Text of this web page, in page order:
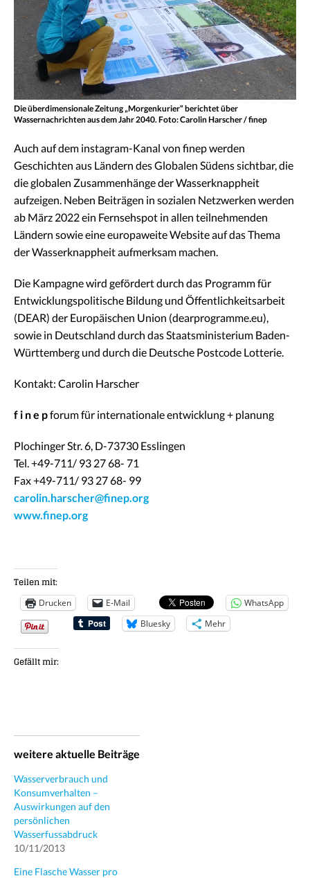
Die überdimensionale Zeitung „Morgenkurier“ berichtet über
Wassernachrichten aus dem Jahr 2040. Foto: Carolin Harscher / finep
Auch auf dem instagram-Kanal von finep werden
Geschichten aus Ländern des Globalen Südens sichtbar, die
die globalen Zusammenhänge der Wasserknappheit
aufzeigen. Neben Beiträgen in sozialen Netzwerken werden
ab März 2022 ein Fernsehspot in allen teilnehmenden
Ländern sowie eine europaweite Website auf das Thema
der Wasserknappheit aufmerksam machen.
Die Kampagne wird gefördert durch das Programm für
Entwicklungspolitische Bildung und Öffentlichkeitsarbeit
(DEAR) der Europäischen Union (dearprogramme.eu),
sowie in Deutschland durch das Staatsministerium Baden-
Württemberg und durch die Deutsche Postcode Lotterie.
Kontakt: Carolin Harscher
f i n e pforum für internationale entwicklung + planung
Plochinger Str. 6, D-73730 Esslingen
Tel. +49-711/ 93 27 68- 71
Fax +49-711/ 93 27 68- 99
carolin.harscher@finep.org
www.finep.org
Teilen mit:
Drucken E-Mail
WhatsApp
Bluesky
Mehr
Gefällt mir:
weitere aktuelle Beiträge
Wasserverbrauch und
Konsumverhalten –
Auswirkungen auf den
persönlichen
Wasserfussabdruck
10/11/2013
Eine Flasche Wasser pro